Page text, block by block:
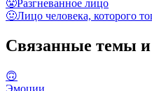
😤Разгневанное лицо
🤢Лицо человека, которого
Связанные темы
🙃
Эмоции